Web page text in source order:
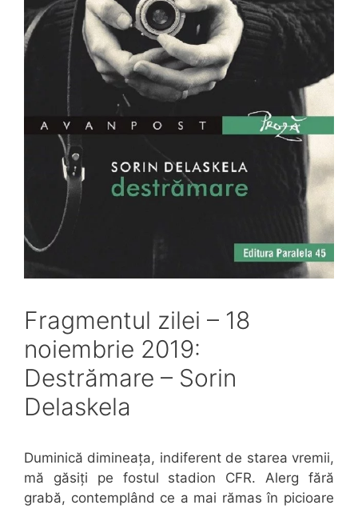
Fragmentul zilei – 18
noiembrie 2019:
Destrămare – Sorin
Delaskela
Duminică dimineața, indiferent de starea vremii,
mă găsiți pe fostul stadion CFR. Alerg fără
grabă, contemplând ce a mai rămas în picioare